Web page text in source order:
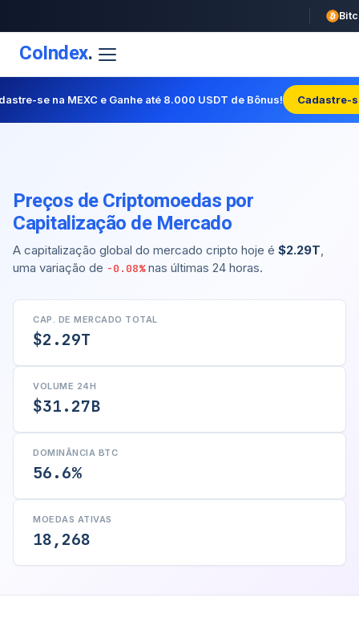
CoIndex.
se na MEXC e Ganhe até 8.000 USDT de Bônus! Cadastre-
Preços de Criptomoedas por
Capitalização de Mercado
A capitalização global do mercado cripto hoje é $2.29T,
uma variação de -0.08%nas últimas 24 horas.
CAP. DE MERCADO TOTAL
$2.29T
VOLUME 24H
$31.27B
DOMINÂNCIA BTC
56.6%
MOEDAS ATIVAS
18,268